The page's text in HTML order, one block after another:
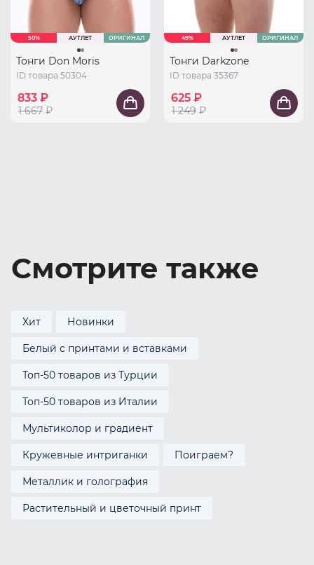
50% АУТЛЕТ ОРИГИНАЛ
Тонги Don Moris
ID товара 50304
833 ₽
1 667 ₽
49% АУТЛЕТ ОРИГИНАЛ
Тонги Darkzone
ID товара 35367
625 ₽
1 249 ₽
Смотрите также
Хит Новинки
Белый с принтами и вставками
Топ-50 товаров из Турции
Топ-50 товаров из Италии
Мультиколор и градиент
Кружевные интриганки Поиграем?
Металлик и голография
Растительный и цветочный принт